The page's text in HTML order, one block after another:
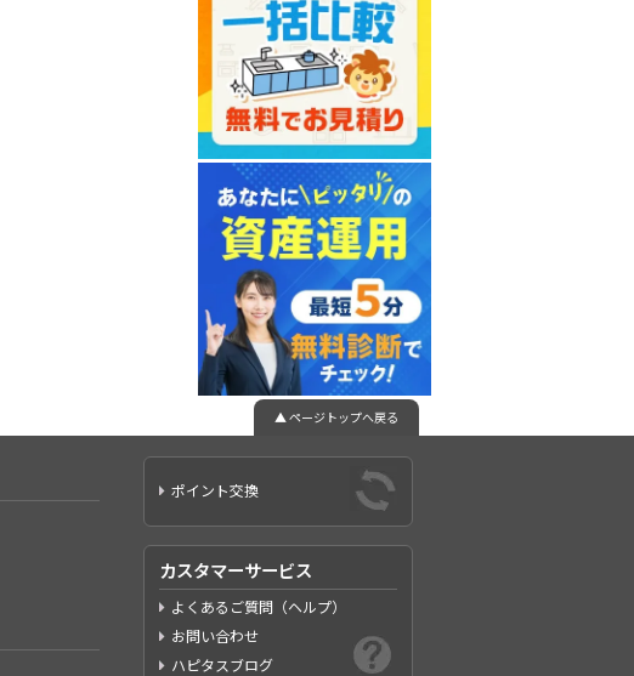
▲ ページトップへ戻る
ポイント交換
カスタマーサービス
よくあるご質問（ヘルプ）
お問い合わせ
ハピタスブログ